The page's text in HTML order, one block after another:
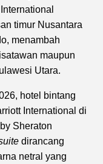
timur Nusantara
menambah
maupun
Utara.
hotel bintang
International di
Sheraton
dirancang
netral yang